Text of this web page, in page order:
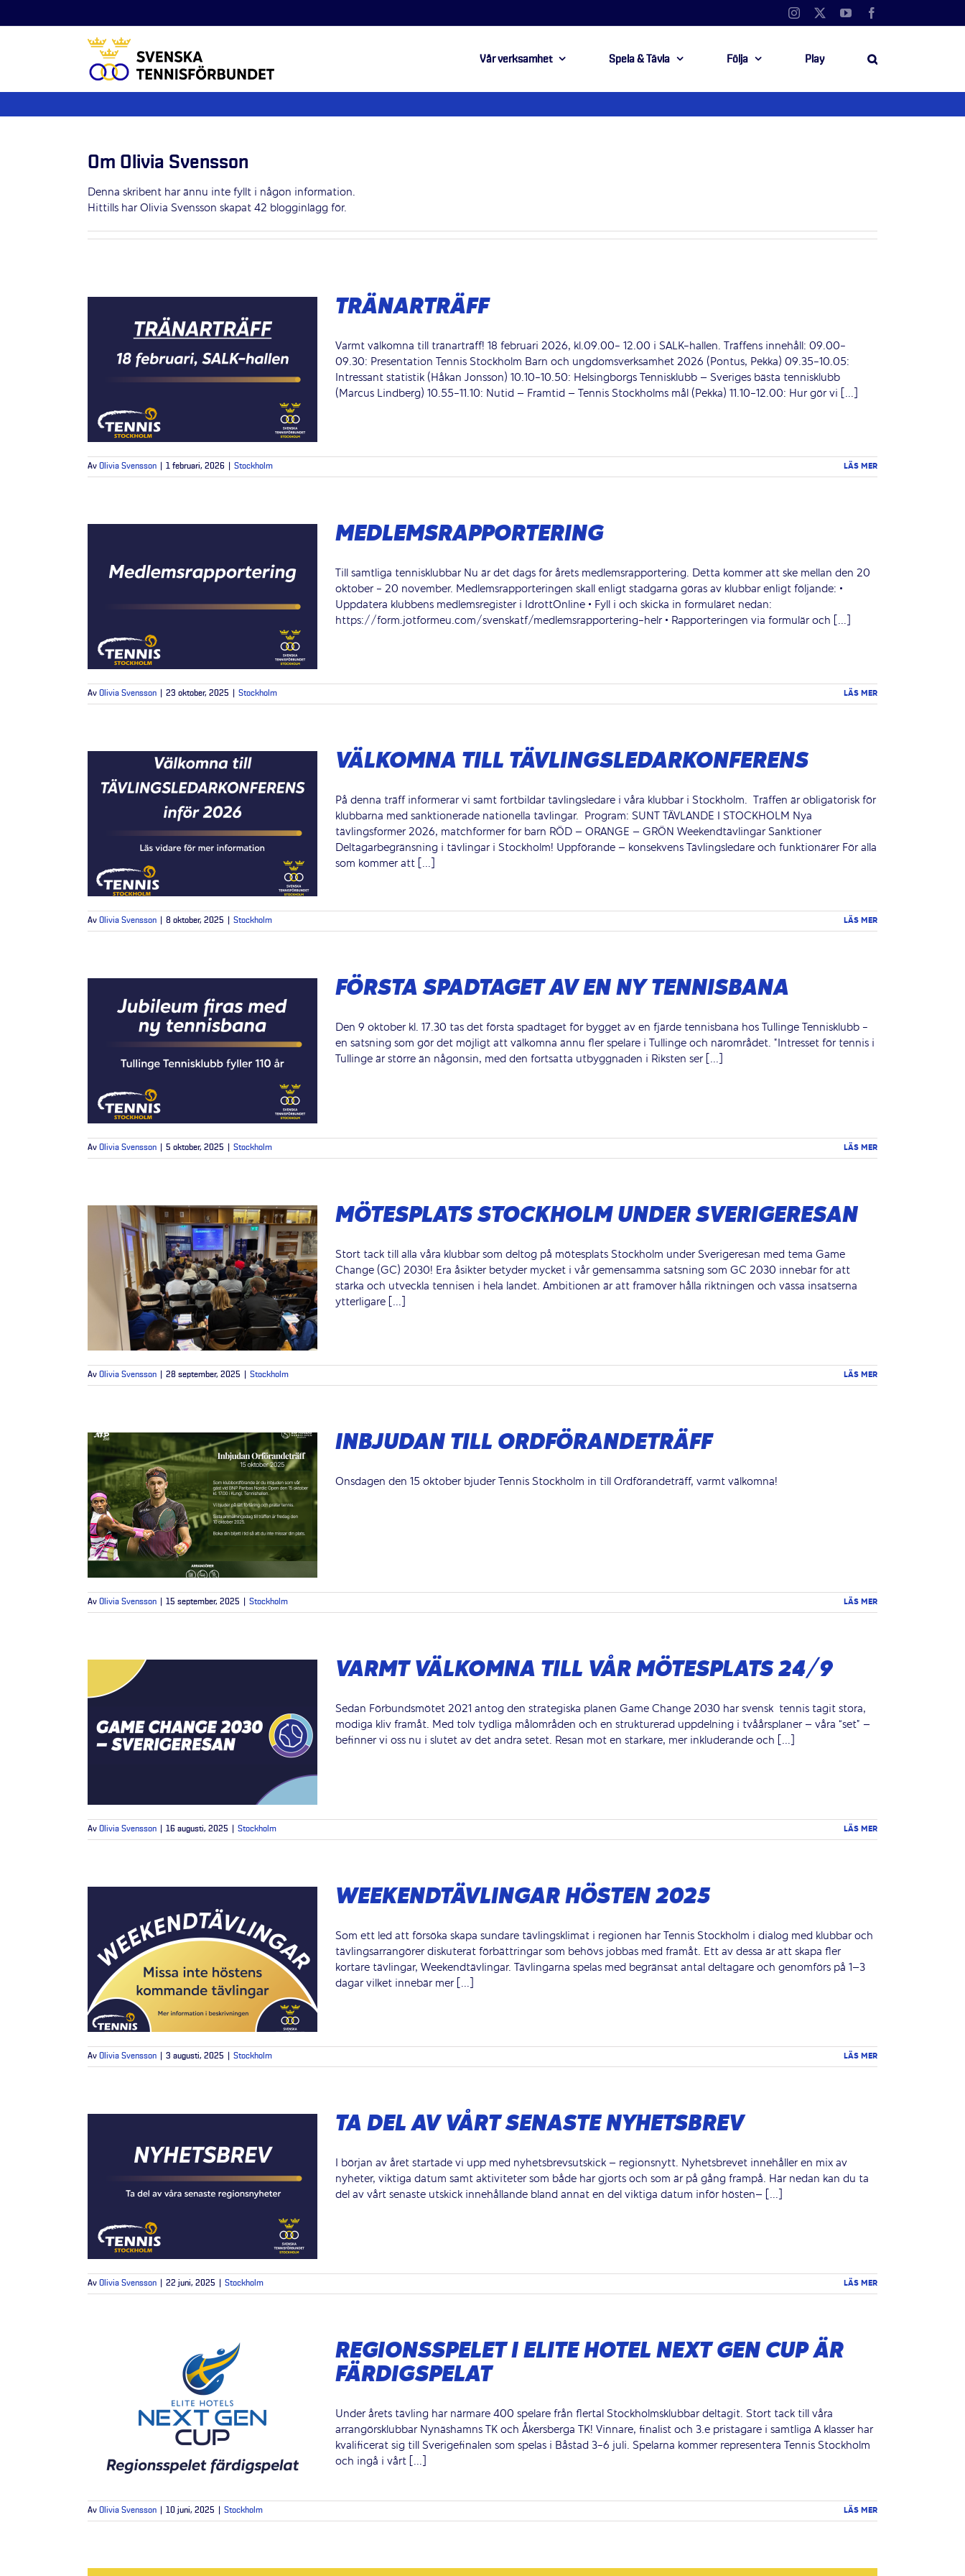
till
Instagram YouTube
Vår verksamhet Spela & Tävla Följa Play
Om Olivia Svensson
Denna skribent har ännu inte fyllt i någon information.
Hittills har Olivia Svensson skapat 42 blogginlägg för.
TRÄNARTRÄFF
Varmt välkomna till tränarträff! 18 februari 2026, kl.09.00- 12.00 i SALK-hallen. Träffens innehåll: 09.00-
09.30: Presentation Tennis Stockholm Barn och ungdomsverksamhet 2026 (Pontus, Pekka) 09.35-10.05:
Intressant statistik (Håkan Jonsson) 10.10-10.50: Helsingborgs Tennisklubb – Sveriges bästa tennisklubb
(Marcus Lindberg) 10.55-11.10: Nutid – Framtid – Tennis Stockholms mål (Pekka) 11.10-12.00: Hur gör vi [...]
Av Olivia Svensson 1 februari, 2026 Stockholm LÄS MER
MEDLEMSRAPPORTERING
Till samtliga tennisklubbar Nu är det dags för årets medlemsrapportering. Detta kommer att ske mellan den 20
oktober - 20 november. Medlemsrapporteringen skall enligt stadgarna göras av klubbar enligt följande: •
Uppdatera klubbens medlemsregister i IdrottOnline • Fyll i och skicka in formuläret nedan:
https://form.jotformeu.com/svenskatf/medlemsrapportering-helr • Rapporteringen via formulär och [...]
Av Olivia Svensson 23 oktober, 2025 Stockholm LÄS MER
VÄLKOMNA TILL TÄVLINGSLEDARKONFERENS
På denna träff informerar vi samt fortbildar tävlingsledare i våra klubbar i Stockholm. Träffen är obligatorisk för
klubbarna med sanktionerade nationella tävlingar. Program: SUNT TÄVLANDE I STOCKHOLM Nya
tävlingsformer 2026, matchformer för barn RÖD – ORANGE – GRÖN Weekendtävlingar Sanktioner
Deltagarbegränsning i tävlingar i Stockholm! Uppförande – konsekvens Tävlingsledare och funktionärer För alla
som kommer att [...]
Av Olivia Svensson 8 oktober, 2025 Stockholm LÄS MER
FÖRSTA SPADTAGET AV EN NY TENNISBANA
Den 9 oktober kl. 17.30 tas det första spadtaget för bygget av en fjärde tennisbana hos Tullinge Tennisklubb -
en satsning som gör det möjligt att välkomna ännu fler spelare i Tullinge och närområdet. "Intresset för tennis i
Tullinge är större än någonsin, med den fortsatta utbyggnaden i Riksten ser [...]
Av Olivia Svensson 5 oktober, 2025 Stockholm LÄS MER
MÖTESPLATS STOCKHOLM UNDER SVERIGERESAN
Stort tack till alla våra klubbar som deltog på mötesplats Stockholm under Sverigeresan med tema Game
Change (GC) 2030! Era åsikter betyder mycket i vår gemensamma satsning som GC 2030 innebär för att
stärka och utveckla tennisen i hela landet. Ambitionen är att framöver hålla riktningen och vässa insatserna
ytterligare [...]
Av Olivia Svensson 28 september, 2025 Stockholm LÄS MER
INBJUDAN TILL ORDFÖRANDETRÄFF
Onsdagen den 15 oktober bjuder Tennis Stockholm in till Ordförandeträff, varmt välkomna!
Av Olivia Svensson 15 september, 2025 Stockholm LÄS MER
VARMT VÄLKOMNA TILL VÅR MÖTESPLATS 24/9
Sedan Förbundsmötet 2021 antog den strategiska planen Game Change 2030 har svensk ­ tennis tagit stora,
modiga kliv framåt. Med tolv tydliga målområden och en strukturerad uppdelning i tvåårsplaner – våra “set” –
befinner vi oss nu i slutet av det andra setet. Resan mot en ­starkare, mer inkluderande och [...]
Av Olivia Svensson 16 augusti, 2025 Stockholm LÄS MER
WEEKENDTÄVLINGAR HÖSTEN 2025
Som ett led att försöka skapa sundare tävlingsklimat i regionen har Tennis Stockholm i dialog med klubbar och
tävlingsarrangörer diskuterat förbättringar som behövs jobbas med framåt. Ett av dessa är att skapa fler
kortare tävlingar, Weekendtävlingar. Tävlingarna spelas med begränsat antal deltagare och genomförs på 1–3
dagar vilket innebär mer [...]
Av Olivia Svensson 3 augusti, 2025 Stockholm LÄS MER
TA DEL AV VÅRT SENASTE NYHETSBREV
I början av året startade vi upp med nyhetsbrevsutskick – regionsnytt. Nyhetsbrevet innehåller en mix av
nyheter, viktiga datum samt aktiviteter som både har gjorts och som är på gång frampå. Här nedan kan du ta
del av vårt senaste utskick innehållande bland annat en del viktiga datum inför hösten– [...]
Av Olivia Svensson 22 juni, 2025 Stockholm LÄS MER
REGIONSSPELET I ELITE HOTEL NEXT GEN CUP ÄR
FÄRDIGSPELAT
Under årets tävling har närmare 400 spelare från flertal Stockholmsklubbar deltagit. Stort tack till våra
arrangörsklubbar Nynäshamns TK och Åkersberga TK! Vinnare, finalist och 3.e pristagare i samtliga A klasser har
kvalificerat sig till Sverigefinalen som spelas i Båstad 3-6 juli. Spelarna kommer representera Tennis Stockholm
och ingå i vårt [...]
Av Olivia Svensson 10 juni, 2025 Stockholm LÄS MER